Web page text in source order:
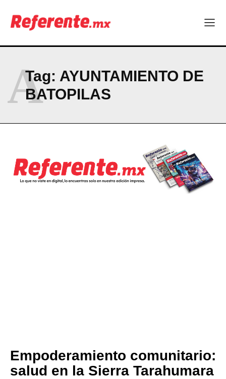
Linux nació como un hobby y hoy mueve la tecnología global
Más escuelas renovadas: fortalecen espacios para el regreso
partida
CONTACT
PRIVACY POLICY
Tag: AYUNTAMIENTO DE
BATOPILAS
A
Empoderamiento comunitario:
salud en la Sierra Tarahumara